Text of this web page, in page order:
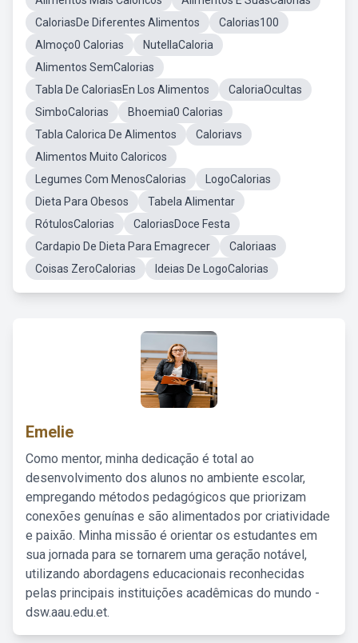
CaloriasDe Diferentes Alimentos
Calorias100
Almoço0 Calorias
NutellaCaloria
Alimentos SemCalorias
Tabla De CaloriasEn Los Alimentos
CaloriaOcultas
SimboCalorias
Bhoemia0 Calorias
Tabla Calorica De Alimentos
Caloriavs
Alimentos Muito Caloricos
Legumes Com MenosCalorias
LogoCalorias
Dieta Para Obesos
Tabela Alimentar
RótulosCalorias
CaloriasDoce Festa
Cardapio De Dieta Para Emagrecer
Caloriaas
Coisas ZeroCalorias
Ideias De LogoCalorias
Emelie
Como mentor, minha dedicação é total ao
desenvolvimento dos alunos no ambiente escolar,
empregando métodos pedagógicos que priorizam
conexões genuínas e são alimentados por criatividade
e paixão. Minha missão é orientar os estudantes em
sua jornada para se tornarem uma geração notável,
utilizando abordagens educacionais reconhecidas
pelas principais instituições acadêmicas do mundo -
dsw.aau.edu.et.